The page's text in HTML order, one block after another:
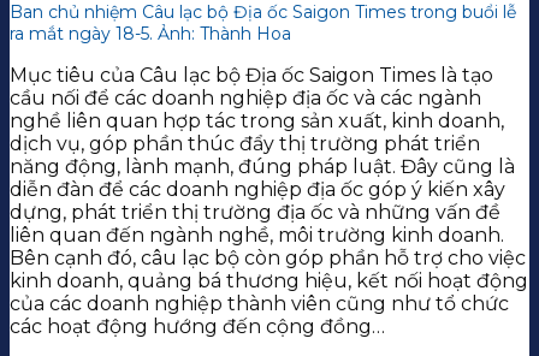
Ban chủ nhiệm Câu lạc bộ Địa ốc Saigon Times trong buổi lễ
ra mắt ngày 18-5. Ảnh: Thành Hoa
Mục tiêu của Câu lạc bộ Địa ốc Saigon Times là tạo
cầu nối để các doanh nghiệp địa ốc và các ngành
nghề liên quan hợp tác trong sản xuất, kinh doanh,
dịch vụ, góp phần thúc đẩy thị trường phát triển
năng động, lành mạnh, đúng pháp luật. Đây cũng là
diễn đàn để các doanh nghiệp địa ốc góp ý kiến xây
dựng, phát triển thị trường địa ốc và những vấn đề
liên quan đến ngành nghề, môi trường kinh doanh.
Bên cạnh đó, câu lạc bộ còn góp phần hỗ trợ cho việc
kinh doanh, quảng bá thương hiệu, kết nối hoạt động
của các doanh nghiệp thành viên cũng như tổ chức
các hoạt động hướng đến cộng đồng…